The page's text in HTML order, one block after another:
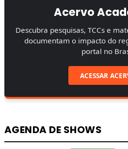
Acervo
Descubra pesquisas, TCCs e
documentam o impacto do
portal no
ACESSAR
AGENDA DE SHOWS